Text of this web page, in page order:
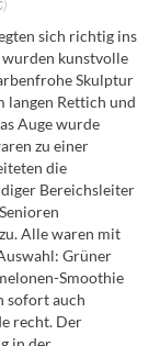
sich richtig ins
kunstvolle
Skulptur
langen Rettich und
Auge wurde
zu einer
die
Bereichsleiter
Alle waren mit
Grüner
Smoothie
sofort auch
recht. Der